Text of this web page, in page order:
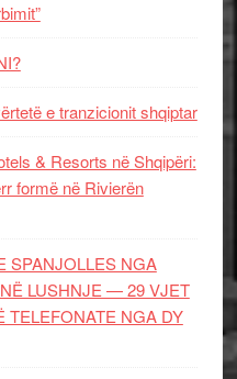
e tranzicionit shqiptar
& Resorts në Shqipëri:
formë në Rivierën
SPANJOLLES NGA
LUSHNJE — 29 VJET
TELEFONATE NGA DY